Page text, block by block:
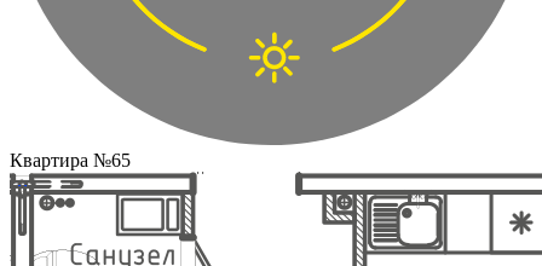
Квартира №65